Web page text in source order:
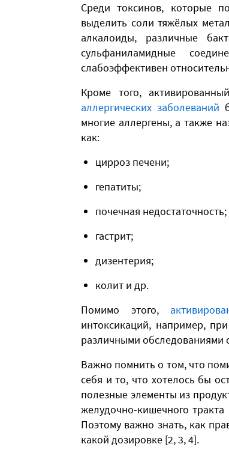
Среди токсинов, которые
выделить соли тяжёлых
алкалоиды, различные
сульфаниламидные
слабоэффективен
Кроме того,
аллергических заболеваний
многие аллергены, а также
как:
цирроз печени;
гепатиты;
почечная недостаточность;
гастрит;
дизентерия;
колит и др.
Помимо этого,
интоксикаций, например,
различными обследованиями
Важно помнить о том, что
себя и то, что хотелось бы
полезные элементы из
желудочно-кишечного
Поэтому важно знать, как
какой дозировке [2, 3, 4].